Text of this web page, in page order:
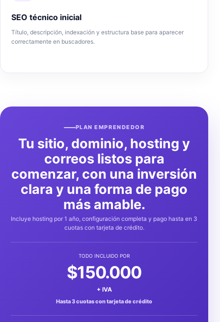
SEO técnico inicial
Título, descripción, indexación y estructura base para aparecer
correctamente en buscadores.
PLAN EMPRENDEDOR
Tu sitio, dominio, hosting y
correos listos para
comenzar, con una inversión
clara y una forma de pago
más amable.
Incluye hosting por 1 año, configuración completa y pago hasta en 3
cuotas con tarjeta de crédito.
TODO INCLUIDO POR
$150.000
+ IVA
Hasta 3 cuotas con tarjeta de crédito